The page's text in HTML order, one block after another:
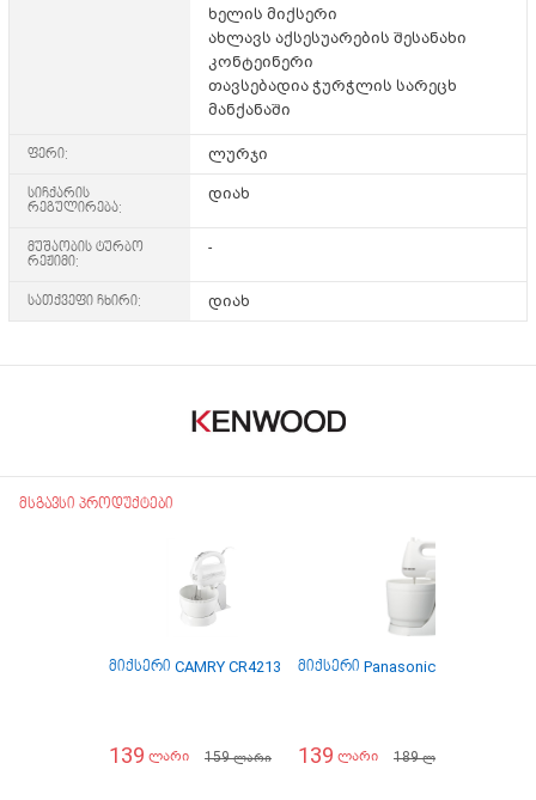
ხელის მიქსერი
ახლავს აქსესუარების შესანახი
კონტეინერი
თავსებადია ჭურჭლის სარეცხ
მანქანაში
ფერი: ლურჯი
სიჩქარის
რეგულირება:
დიახ
მუშაობის ტურბო
რეჟიმი:
-
სათქვეფი ჩხირი: დიახ
მსგავსი პროდუქტები
მიქსერი CAMRY CR4213
139 ლარი 159ლარი
მიქსერი Panasonic MK-GB3WTQ
139 ლარი 189ლარი